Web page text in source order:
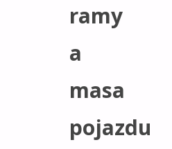
ramy
a
masa
pojazdu